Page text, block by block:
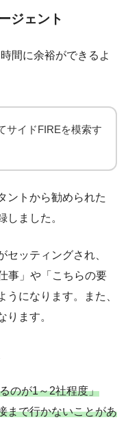
ジェント
間に余裕ができるよ
サイドFIREを模索す
ントから勧められた
しました。
ッティングされ、
事」や「こちらの要
になります。また、
ります。
のが1～2社程度」
まで行かないことがあ